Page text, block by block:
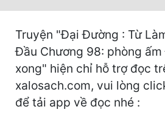
Góc Nhìn Nữ
Huyền Huyễn
Huyền Nghi
Huyền Ảo
Truyện "Đại Đường : Từ
Đầu Chương 98: phòng
xong" hiện chỉ hỗ trợ đọc
xalosach.com, vui lòng
để tải app về đọc nhé :